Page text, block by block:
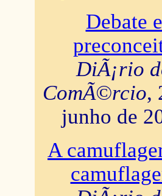
Debate e
DiÃ¡rio
ComÃ©rcio,
junho de
A